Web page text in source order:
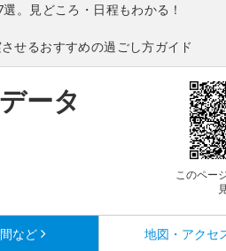
。見どころ・日程もわかる！
せるおすすめの過ごし方ガイド
ータ
このペー
など 地図・アクセ